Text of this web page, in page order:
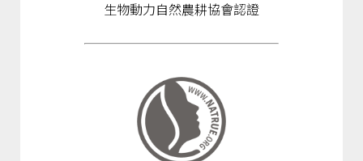
生物動力自然農耕協會認證